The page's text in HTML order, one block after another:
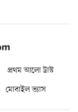
প্রথম আলো ট্রাস্ট
মোবাইল ভ্যাস